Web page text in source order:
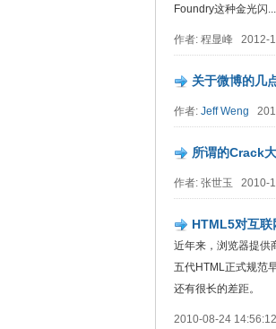
Foundry这种金光闪...
作者: 程显峰 2012-
关于微博的几
作者: Jeff Weng
所谓的Crack
作者: 张世玉 2010-
HTML5对互联
近年来，浏览器提供
五代HTML正式规范
还有很长的差距。
2010-08-24